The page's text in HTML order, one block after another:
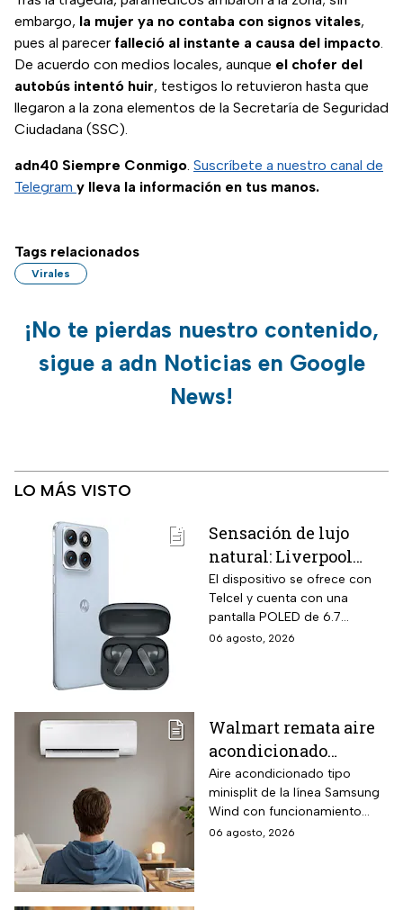
embargo, la mujer ya no contaba con signos vitales,
pues al parecer falleció al instante a causa del impacto.
De acuerdo con medios locales, aunque el chofer del
autobús intentó huir, testigos lo retuvieron hasta que
llegaron a la zona elementos de la Secretaría de Seguridad
Ciudadana (SSC).
adn40 Siempre Conmigo. Suscríbete a nuestro canal de
Telegram y lleva la información en tus manos.
Tags relacionados
Virales
¡No te pierdas nuestro contenido,
sigue a adn Noticias en Google
News!
LO MÁS VISTO
Sensación de lujo
natural: Liverpool
remata el Motorola
Edge 70 Fusion de
256GB de
almacenamiento,
El dispositivo se ofrece con
Telcel y cuenta con una
pantalla POLED de 6.7
pulgadas y funciones
06 agosto, 2026
Walmart remata aire
acondicionado
Samsung Wind
Inverter frío y calor 1
tonelada con WiFi y
$3,500 de descuento
Aire acondicionado tipo
minisplit de la línea Samsung
Wind con funcionamiento
bidireccional frío y calor
06 agosto, 2026